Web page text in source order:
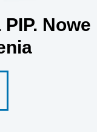
Nowe